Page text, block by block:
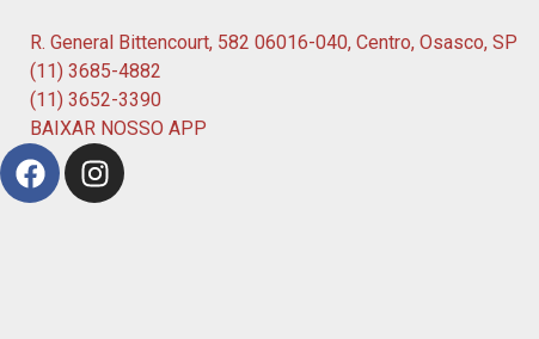
R. General Bittencourt, 582 06016-040, Centro, Osasco, SP
(11) 3685-4882
(11) 3652-3390
BAIXAR NOSSO APP